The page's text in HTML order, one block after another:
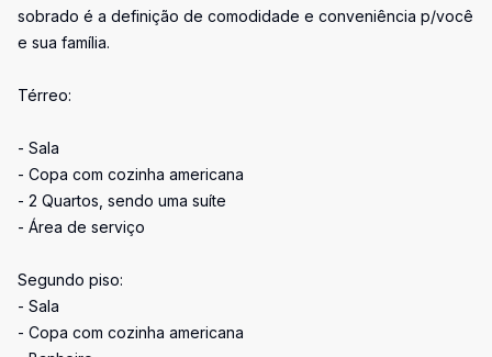
sobrado é a definição de comodidade e conveniência p/você
e sua família.
Térreo:
- Sala
- Copa com cozinha americana
- 2 Quartos, sendo uma suíte
- Área de serviço
Segundo piso:
- Sala
- Copa com cozinha americana